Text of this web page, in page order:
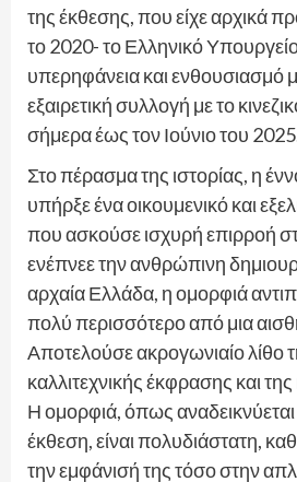
της έκθεσης, που είχε αρχικά
το 2020- το Ελληνικό
υπερηφάνεια και ενθουσιασμό
εξαιρετική συλλογή με το
σήμερα έως τον Ιούνιο του
Στο πέρασμα της ιστορίας, η
υπήρξε ένα οικουμενικό και
που ασκούσε ισχυρή επιρροή
ενέπνεε την ανθρώπινη
αρχαία Ελλάδα, η ομορφιά
πολύ περισσότερο από μια
Αποτελούσε ακρογωνιαίο λίθο
καλλιτεχνικής έκφρασης και
Η ομορφιά, όπως
έκθεση, είναι πολυδιάστατη,
την εμφάνισή της τόσο στην